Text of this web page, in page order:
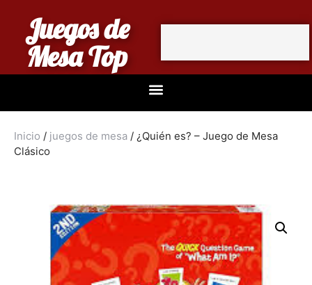
Juegos de
Mesa Top
Inicio / juegos de mesa / ¿Quién es? – Juego de Mesa
Clásico